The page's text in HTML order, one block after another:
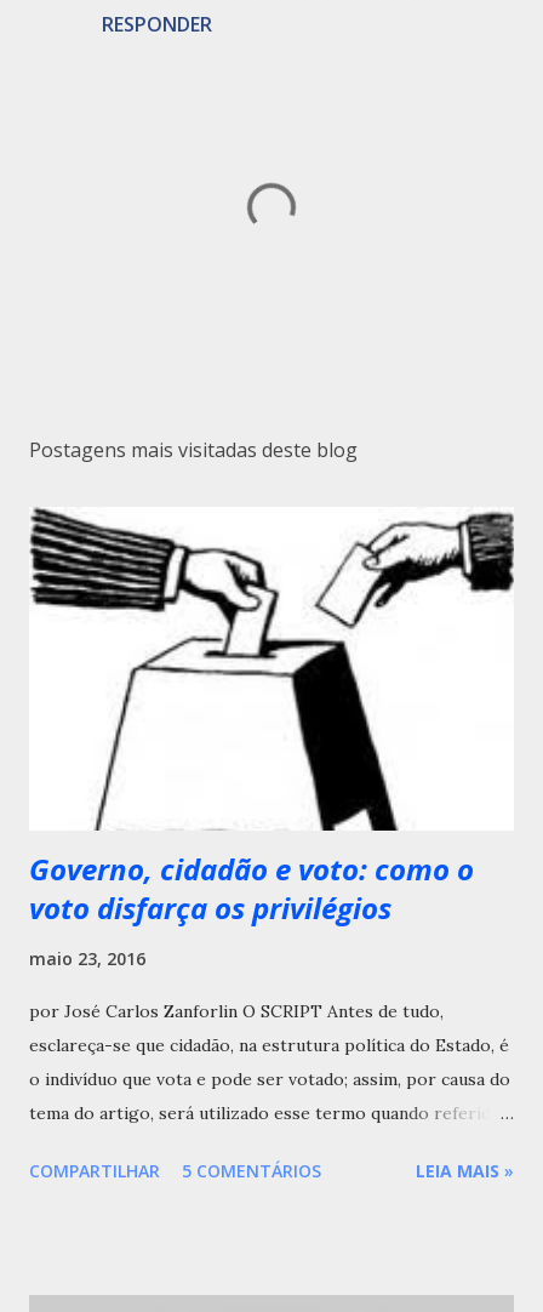
RESPONDER
s
r
u
m
c
Postagens mais visitadas deste blog
Governo, cidadão e voto: como o
voto disfarça os privilégios
maio 23, 2016
por José Carlos Zanforlin O SCRIPT Antes de tudo,
esclareça-se que cidadão, na estrutura política do Estado, é
o indivíduo que vota e pode ser votado; assim, por causa do
tema do artigo, será utilizado esse termo quando referido
ao Estado, seja conceito muito mais abrangente e
COMPARTILHAR 5 COMENTÁRIOS LEIA MAIS »